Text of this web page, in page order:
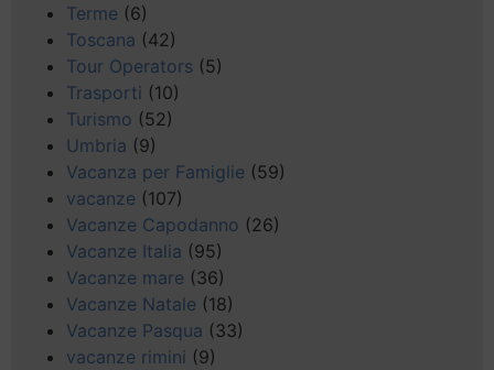
Terme (6)
Toscana (42)
Tour Operators (5)
Trasporti (10)
Turismo (52)
Umbria (9)
Vacanza per Famiglie (59)
vacanze (107)
Vacanze Capodanno (26)
Vacanze Italia (95)
Vacanze mare (36)
Vacanze Natale (18)
Vacanze Pasqua (33)
vacanze rimini (9)